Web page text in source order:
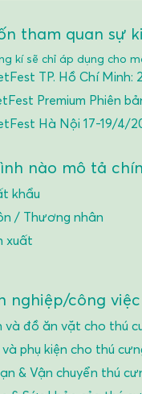
tham quan sự
kí sẽ chỉ áp dụng cho
TP. Hồ Chí Minh:
Premium Phiên
Hà Nội 17-19/4/
nào mô tả
khẩu
/ Thương nhân
xuất
nghiệp/công
và đồ ăn vặt cho thú
phụ kiện cho thú
& Vận chuyển thú